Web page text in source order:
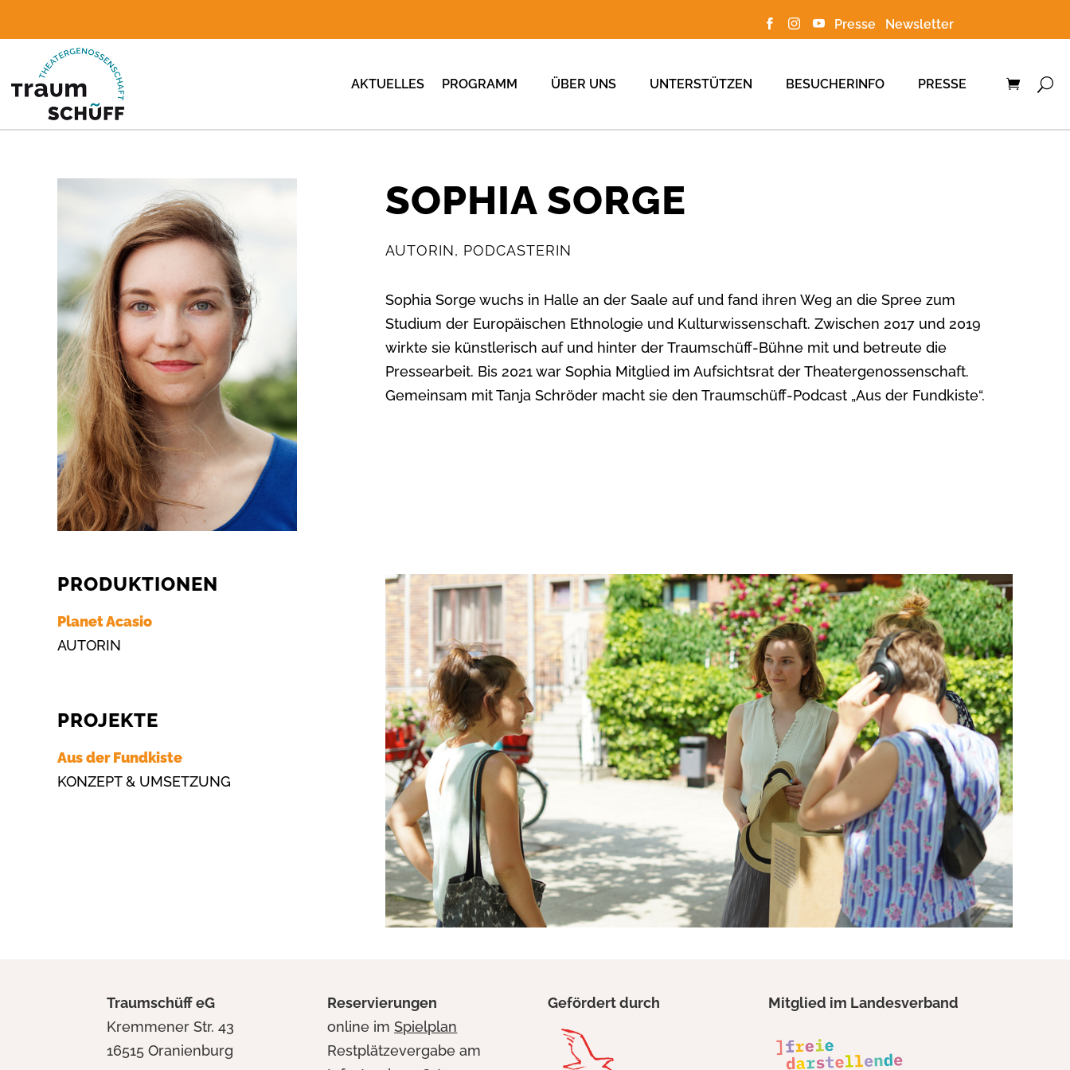
   Presse Newsletter
AKTUELLES PROGRAMM ÜBER UNS UNTERSTÜTZEN BESUCHERINFO PRESSE
SOPHIA SORGE
AUTORIN, PODCASTERIN
Sophia Sorge wuchs in Halle an der Saale auf und fand ihren Weg an die Spree zum
Studium der Europäischen Ethnologie und Kulturwissenschaft. Zwischen 2017 und 2019
wirkte sie künstlerisch auf und hinter der Traumschüff-Bühne mit und betreute die
Pressearbeit. Bis 2021 war Sophia Mitglied im Aufsichtsrat der Theatergenossenschaft.
Gemeinsam mit Tanja Schröder macht sie den Traumschüff-Podcast „Aus der Fundkiste“.
PRODUKTIONEN
Planet Acasio
AUTORIN
PROJEKTE
Aus der Fundkiste
KONZEPT & UMSETZUNG
Traumschüff eG
Kremmener Str. 43
16515 Oranienburg
Reservierungen
online imSpielplan
Restplätzevergabe am
Gefördert durch Mitglied im Landesverband